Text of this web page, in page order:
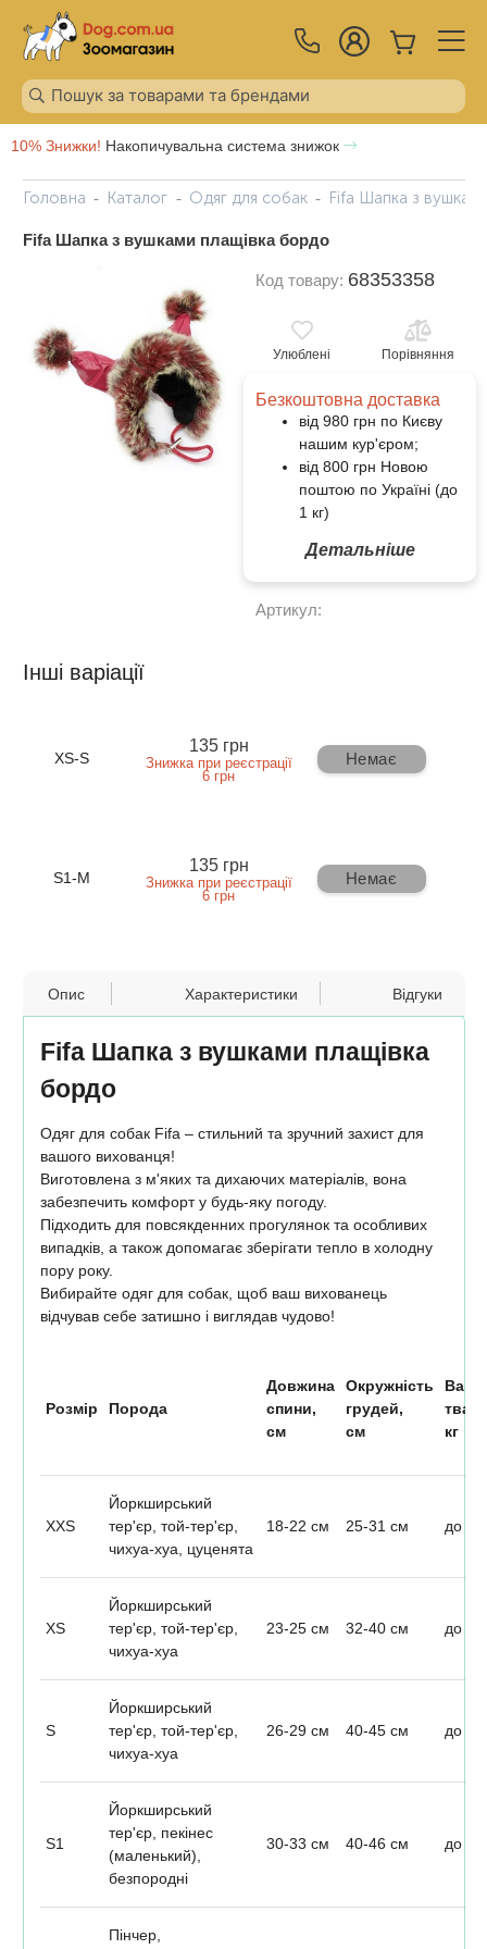
10% Знижки! Накопичувальна система знижок
Головна Каталог Одяг для собак Fifa Шапка з
Fifa Шапка з вушками плащівка бордо
Код товару: 68353358
Улюблені Порівняння
Безкоштовна доставка
від 980 грн по Києву
нашим кур'єром;
від 800 грн Новою
поштою по Україні (до
1 кг)
Детальніше
Артикул:
Інші варіації
XS-S
135 грн
Знижка при реєстрації
6 грн
Немає
S1-M
135 грн
Знижка при реєстрації
6 грн
Немає
Опис Характеристики Відгуки
Fifa Шапка з вушками плащівка
бордо
Одяг для собак Fifa – стильний та зручний захист для
вашого вихованця!
Виготовлена ​​з м'яких та дихаючих матеріалів, вона
забезпечить комфорт у будь-яку погоду.
Підходить для повсякденних прогулянок та особливих
випадків, а також допомагає зберігати тепло в холодну
пору року.
Вибирайте одяг для собак, щоб ваш вихованець
відчував себе затишно і виглядав чудово!
Розмір Порода
Довжина
спини,
см
Окружність
грудей,
см
Вага
кг
XXS
Йоркширський
тер'єр, той-тер'єр,
чихуа-хуа, цуценята
18-22 см 25-31 см до 1,4
XS
Йоркширський
тер'єр, той-тер'єр,
чихуа-хуа
23-25 см 32-40 см до 2,2
S
Йоркширський
тер'єр, той-тер'єр,
чихуа-хуа
26-29 см 40-45 см до 3
S1
Йоркширський
тер'єр, пекінес
(маленький),
безпородні
30-33 см 40-46 см до 4,5
Пінчер,